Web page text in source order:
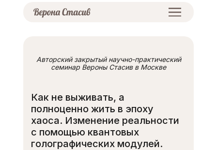
Как не выживать, а
полноценно жить в эпоху
хаоса. Изменение реальности
с помощью квантовых
голографических модулей.
Авторский закрытый научно-практический
семинар Вероны Стасив в Москве